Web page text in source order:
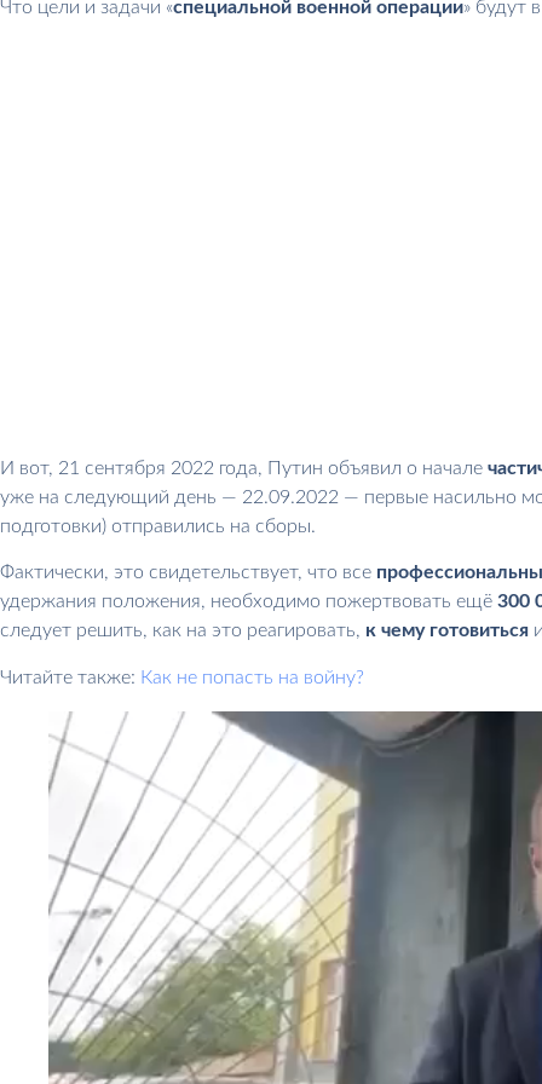
Что цели и задачи «специальной военной операции» будут
И вот, 21 сентября 2022 года, Путин объявил о начале
уже на следующий день — 22.09.2022 — первые насильно
подготовки) отправились на сборы.
Фактически, это свидетельствует, что все
удержания положения, необходимо пожертвовать ещё 300
следует решить, как на это реагировать, к чему готовиться
Читайте также: Как не попасть на войну?